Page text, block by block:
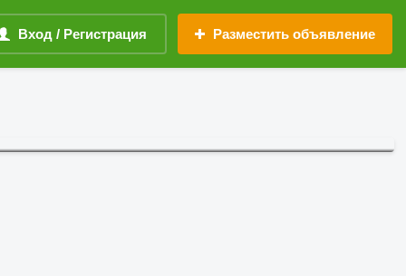
Вход / Регистрация Разместить объявление